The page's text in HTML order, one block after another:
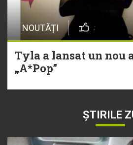
NOUTĂȚI
Tyla a lansat un nou
„A*Pop”
ȘTIRILE